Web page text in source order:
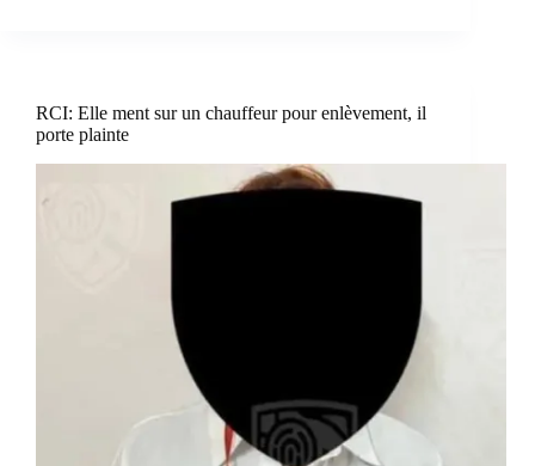
RCI: Elle ment sur un chauffeur pour enlèvement, il
porte plainte